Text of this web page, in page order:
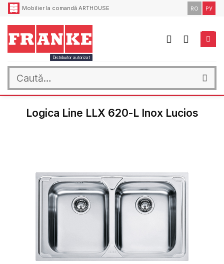
Skip
Mobilier la comandă ARTHOUSE RO РУ
Distribuitor autorizat
după:
Logica Line LLX 620-L Inox Lucios